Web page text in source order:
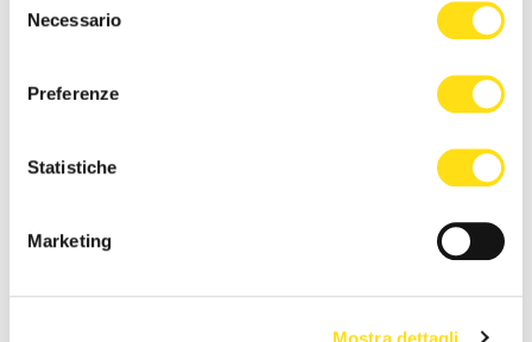
delNecessario
Preferenze
Statistiche
Marketing
Mostra dettagli
medico di Katja Lavrenčič
Cattinara: ricostruito mezzo